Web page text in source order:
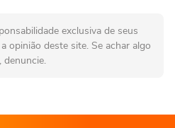
exclusiva de seus
opinião deste site. Se achar algo
denuncie.